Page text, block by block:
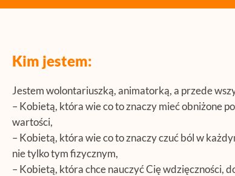
Kim jestem:
Jestem wolontariuszką, animatorką, a przede
– Kobietą, która wie co to znaczy mieć obniżone
wartości,
– Kobietą, która wie co to znaczy czuć ból w
nie tylko tym fizycznym,
– Kobietą, która chce nauczyć Cię wdzięczności,